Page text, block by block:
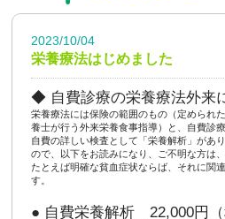
2023/10/04
栄養療法はじめました
◆ 自費診療の栄養療法外来
栄養療法には保険の範囲のもの（定められ
養士が行う外来栄養食事指導）と、自費診
自費の詳しい検査として「栄養解析」があ
ので、以下をお読みになり、ご不明な方は
たとえば明確な貧血症状ならば、それに関
す。
● 自費栄養解析 22,000円（